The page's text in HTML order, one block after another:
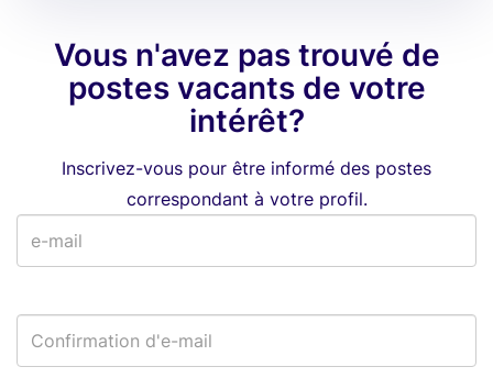
Vous n'avez pas trouvé de
postes vacants de votre
intérêt?
Inscrivez-vous pour être informé des postes
correspondant à votre profil.